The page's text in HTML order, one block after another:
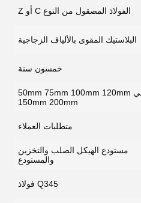
الفولاذ المصقول من النوع C أو Z
البلاستيك المقوى بالألياف الزجاجية
خمسون سنة
حوالي 50mm 75mm 100mm 120mm
150mm 200mm
متطلبات العملاء
مستودع الهيكل الصلب والتخزين
والمستودع
Q345 فولاذ